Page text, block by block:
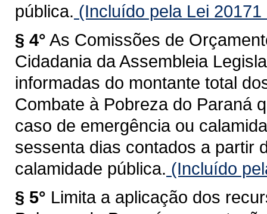
pública. (Incluído pela Lei
§ 4° As Comissões de
Cidadania da Assembleia
informadas do montante total
Combate à Pobreza do Paraná
caso de emergência ou
sessenta dias contados a partir
calamidade pública. (Incluído
§ 5° Limita a aplicação dos